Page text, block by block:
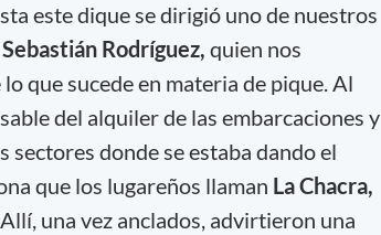
este dique se dirigió uno de nuestros
Sebastián Rodríguez, quien nos
que sucede en materia de pique. Al
del alquiler de las embarcaciones y
donde se estaba dando el
que los lugareños llaman La Chacra,
Allí, una vez anclados, advirtieron una